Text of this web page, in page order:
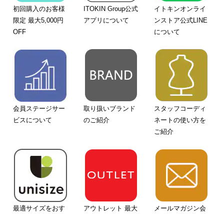
初回購入のお客様
限定 最大5,000円
OFF
ITOKIN Group公式
アプリについて
イトキンオンライ
ンストア公式LINE
について
会員ステージサー
ビスについて
取り扱いブランド
のご紹介
スタッフコーディ
ネートの使い方を
ご紹介
最適サイズをおす
アウトレット 最大
メールマガジン会